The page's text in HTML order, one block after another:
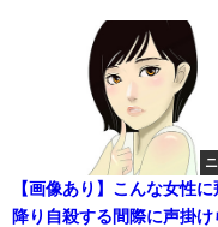
【画像あり】こんな女性に
降り自殺する間際に声掛け